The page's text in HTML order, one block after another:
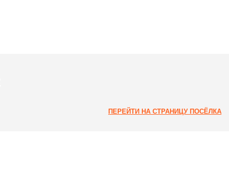
ПЕРЕЙТИ НА СТРАНИЦУ ПОСЁЛКА